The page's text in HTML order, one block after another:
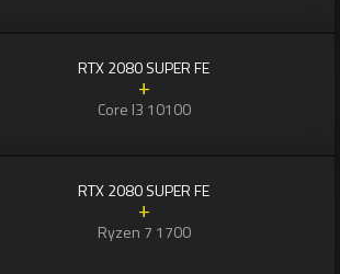
RTX 2080 SUPER FE
+
Core I3 10100
RTX 2080 SUPER FE
+
Ryzen 7 1700